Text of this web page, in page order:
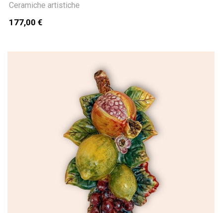
Ceramiche artistiche
177,00 €